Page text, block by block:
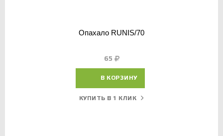
Опахало RUNIS/70
65
В КОРЗИНУ
КУПИТЬ В 1 КЛИК